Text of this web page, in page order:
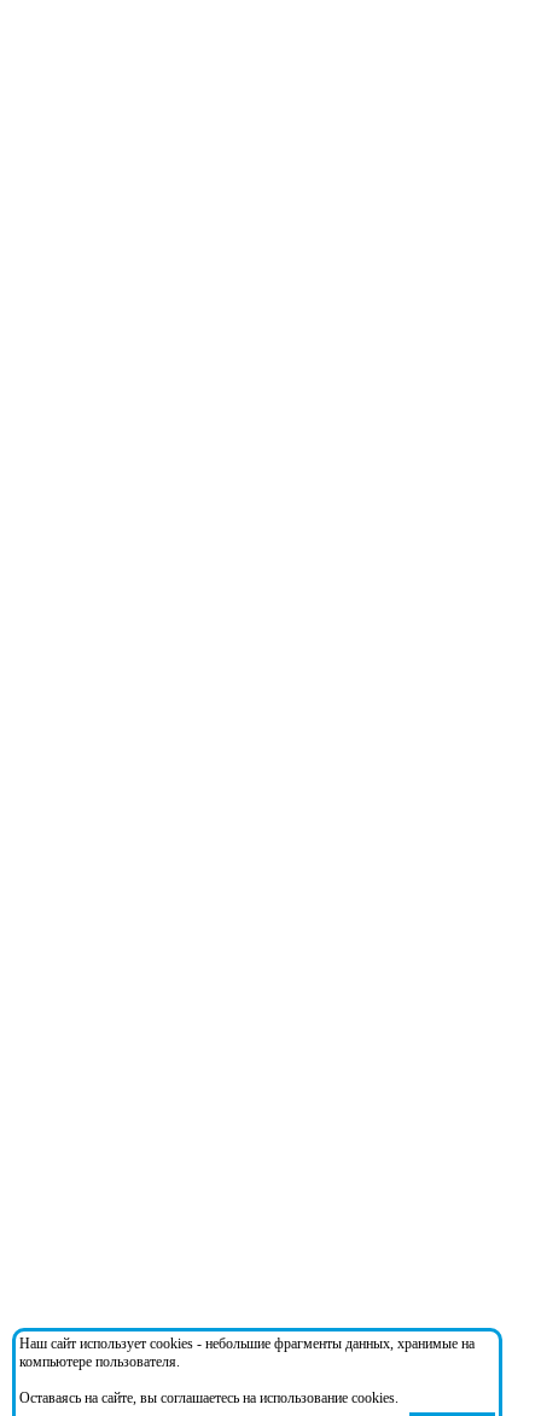
Наш сайт использует cookies - небольшие фрагменты данных, хранимые на
компьютере пользователя.
Оставаясь на сайте, вы соглашаетесь на использование cookies.